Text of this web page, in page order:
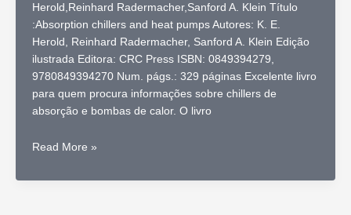
Herold,Reinhard Radermacher,Sanford A. Klein Título
:Absorption chillers and heat pumps Autores: K. E.
Herold, Reinhard Radermacher, Sanford A. Klein Edição
ilustrada Editora: CRC Press ISBN: 0849394279,
9780849394270 Num. págs.: 329 páginas Excelente livro
para quem procura informações sobre chillers de
absorção e bombas de calor. O livro
Absorption
and
Read More »